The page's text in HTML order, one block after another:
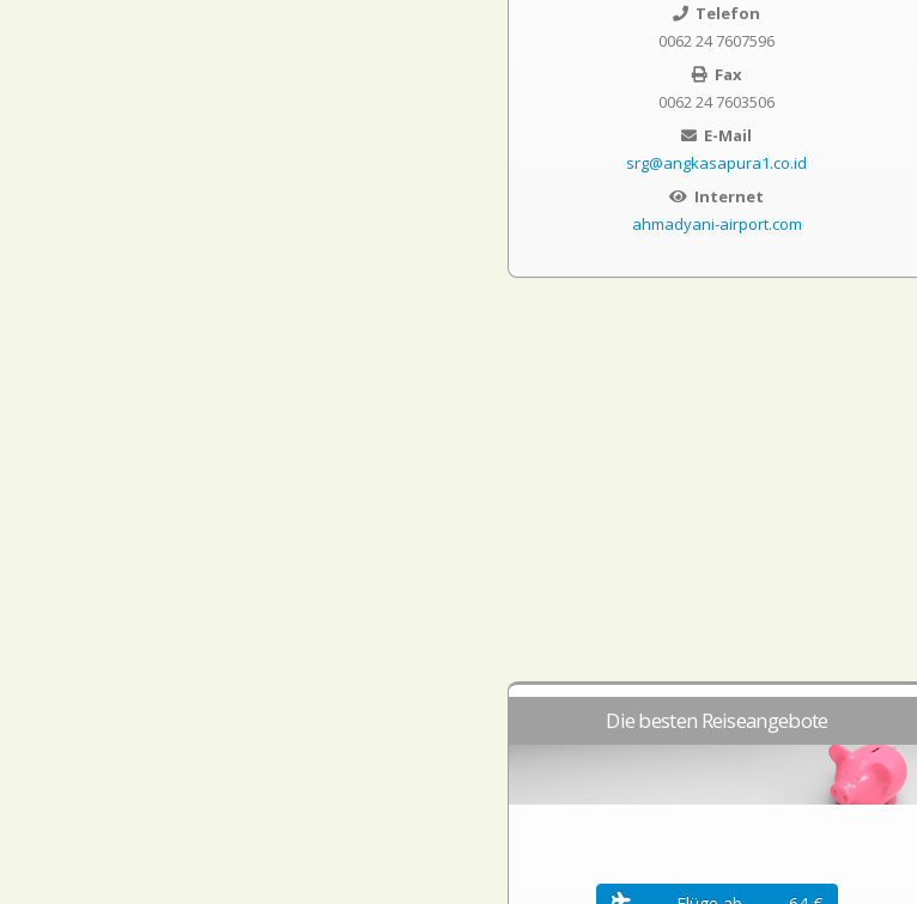
Telefon
0062 24 7607596
Fax
0062 24 7603506
E-Mail
srg@angkasapura1.co.id
Internet
ahmadyani-airport.com
Die besten Reiseangebote